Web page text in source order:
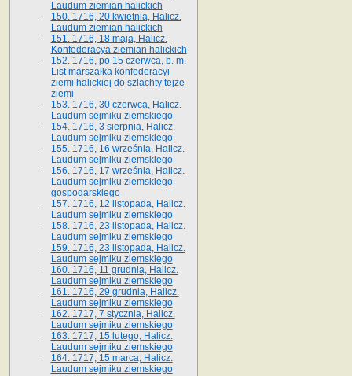
Laudum ziemian halickich
150. 1716, 20 kwietnia, Halicz.
Laudum ziemian halickich
151. 1716, 18 maja, Halicz.
Konfederacya ziemian halickich
152. 1716, po 15 czerwca, b. m.
List marszałka konfederacyi
ziemi halickiej do szlachty tejże
ziemi
153. 1716, 30 czerwca, Halicz.
Laudum sejmiku ziemskiego
154. 1716, 3 sierpnia, Halicz.
Laudum sejmiku ziemskiego
155. 1716, 16 września, Halicz.
Laudum sejmiku ziemskiego
156. 1716, 17 września, Halicz.
Laudum sejmiku ziemskiego
gospodarskiego
157. 1716, 12 listopada, Halicz.
Laudum sejmiku ziemskiego
158. 1716, 23 listopada, Halicz.
Laudum sejmiku ziemskiego
159. 1716, 23 listopada, Halicz.
Laudum sejmiku ziemskiego
160. 1716, 11 grudnia, Halicz.
Laudum sejmiku ziemskiego
161. 1716, 29 grudnia, Halicz.
Laudum sejmiku ziemskiego
162. 1717, 7 stycznia, Halicz.
Laudum sejmiku ziemskiego
163. 1717, 15 lutego, Halicz.
Laudum sejmiku ziemskiego
164. 1717, 15 marca, Halicz.
Laudum sejmiku ziemskiego